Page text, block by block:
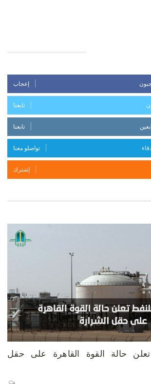
إعجاب
تابعنا
تابعنا
تواصلو معنا
إشترك
تعلن حالة القوة القاهرة على حقل